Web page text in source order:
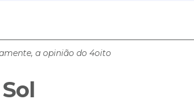
a opinião do 4oito